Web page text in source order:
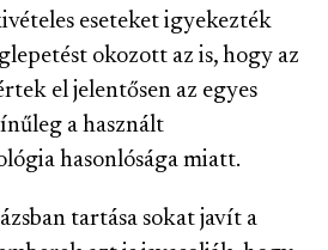
eseteket igyekezték
okozott az is, hogy az
el jelentősen az egyes
a használt
hasonlósága miatt.
tartása sokat javít a